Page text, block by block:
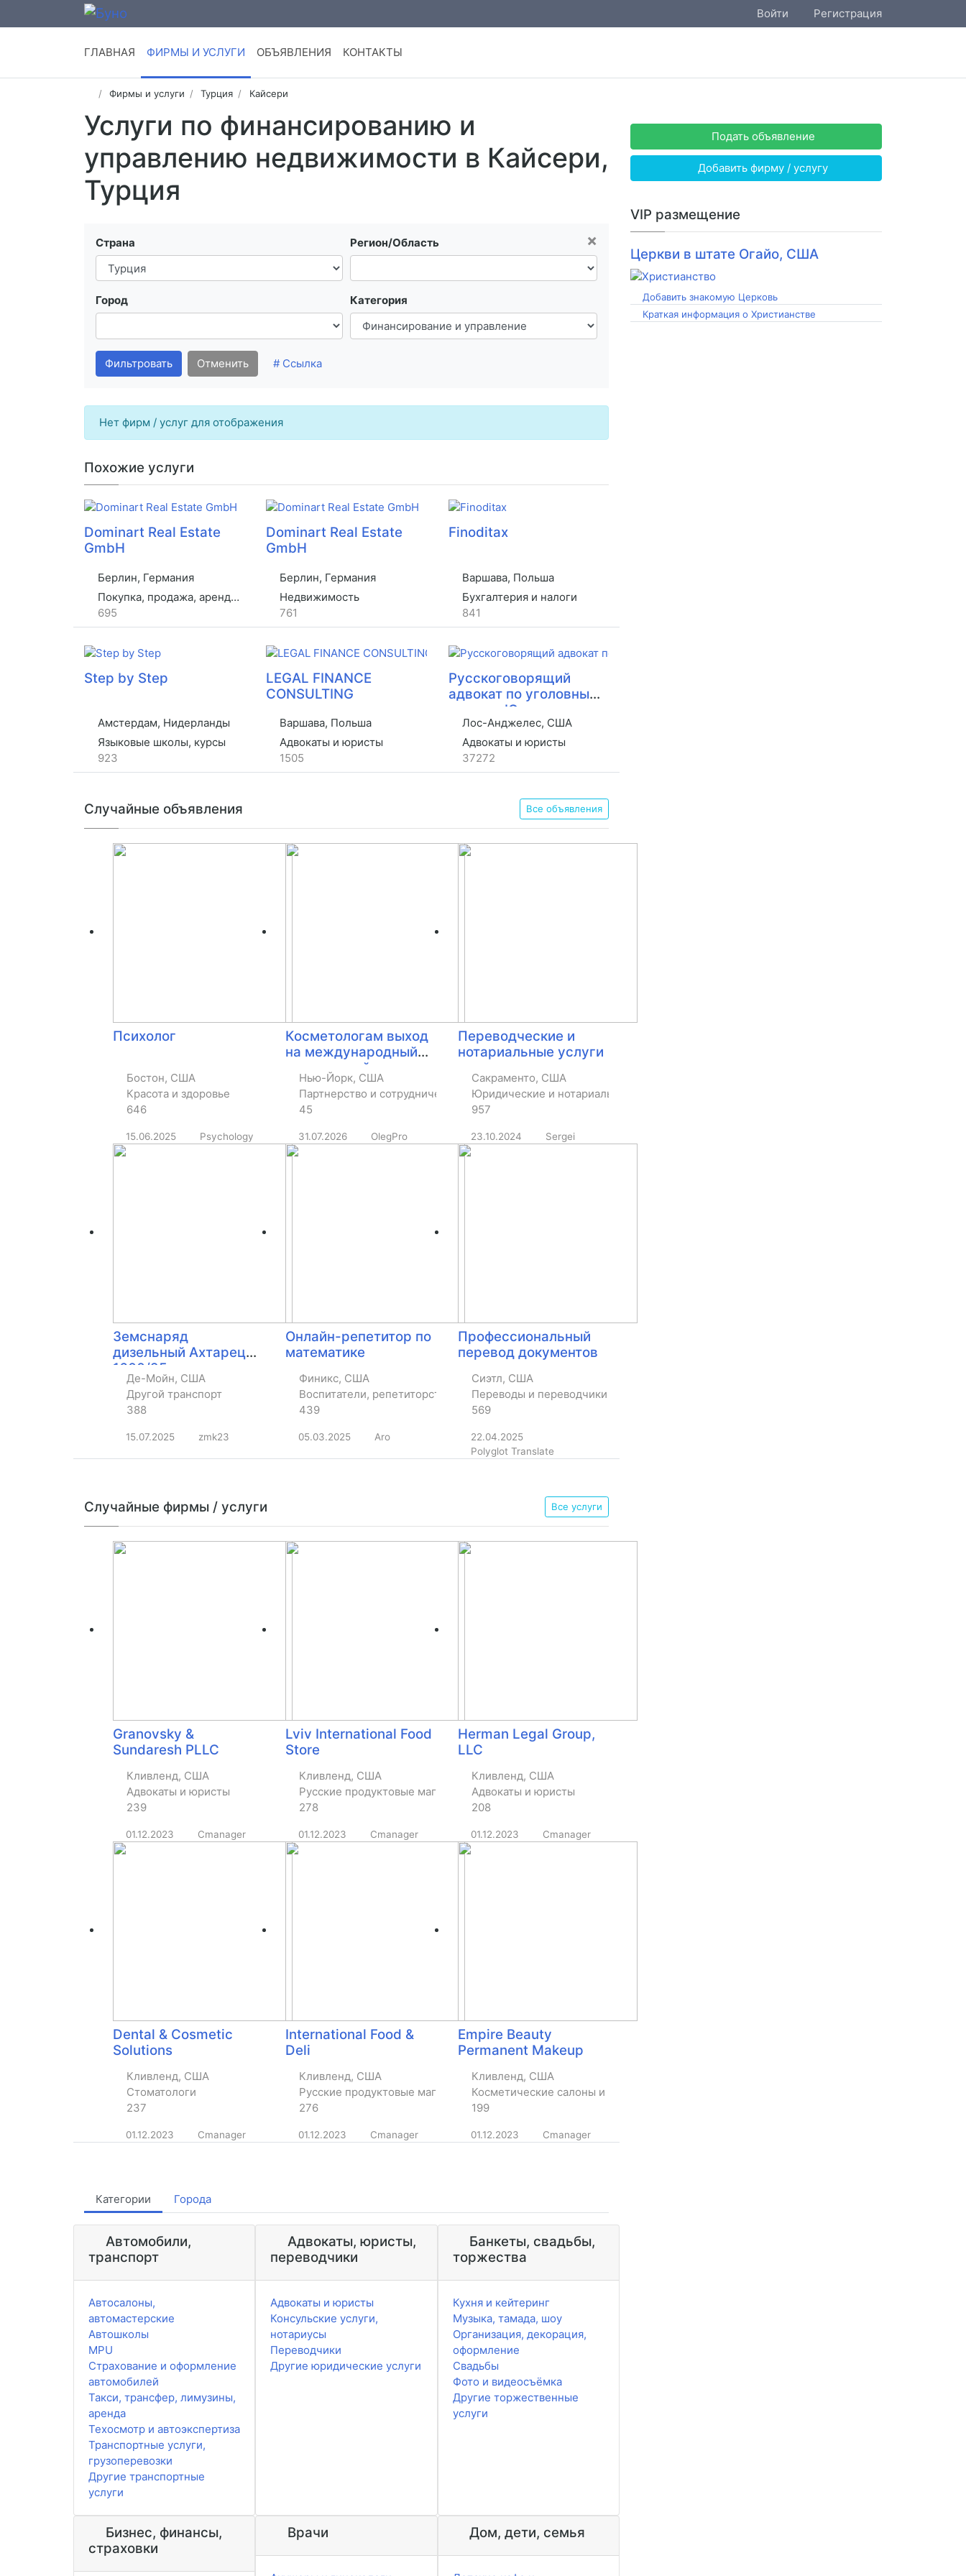
Войти Регистрация
ГЛАВНАЯ ФИРМЫ И УСЛУГИ ОБЪЯВЛЕНИЯ КОНТАКТЫ
Фирмы и услуги Турция Кайсери
Услуги по финансированию и
управлению недвижимости в Кайсери,
Турция
×
Страна Регион/Область
Город Категория
Фильтровать Отменить # Ссылка
Нет фирм / услуг для отображения
Похожие услуги
Dominart Real Estate
GmbH
Берлин, Германия
Покупка, продажа, аренда недвижимости
695
Dominart Real Estate
GmbH
Берлин, Германия
Недвижимость
761
Finoditax
Варшава, Польша
Бухгалтерия и налоги
841
Step by Step
Амстердам, Нидерланды
Языковые школы, курсы
923
LEGAL FINANCE
CONSULTING
Варшава, Польша
Адвокаты и юристы
1505
Русскоговорящий
адвокат по уголовным
делам - Юлия
Келмански
Лос-Анджелес, США
Адвокаты и юристы
37272
Случайные объявления Все объявления
Психолог
Бостон, США
Красота и здоровье
646
15.06.2025 Psychology
Косметологам выход
на международный
рынок онлайн
Нью-Йорк, США
Партнерство и сотрудничество
45
31.07.2026 OlegPro
Переводческие и
нотариальные услуги
Сакраменто, США
Юридические и нотариальные
957
23.10.2024 Sergei
Земснаряд
дизельный Ахтарец
1600/25,
гидроразмыв 12м
Де-Мойн, США
Другой транспорт
388
15.07.2025 zmk23
Онлайн-репетитор по
математике
Финикс, США
Воспитатели, репетиторство, уроки
439
05.03.2025 Aro
Профессиональный
перевод документов
Сиэтл, США
Переводы и переводчики
569
22.04.2025
Polyglot Translate
Случайные фирмы / услуги Все услуги
Granovsky &
Sundaresh PLLC
Кливленд, США
Адвокаты и юристы
239
01.12.2023 Cmanager
Lviv International Food
Store
Кливленд, США
Русские продуктовые магазины
278
01.12.2023 Cmanager
Herman Legal Group,
LLC
Кливленд, США
Адвокаты и юристы
208
01.12.2023 Cmanager
Dental & Cosmetic
Solutions
Кливленд, США
Стоматологи
237
01.12.2023 Cmanager
International Food &
Deli
Кливленд, США
Русские продуктовые магазины
276
01.12.2023 Cmanager
Empire Beauty
Permanent Makeup
Кливленд, США
Косметические салоны и парикмахерские
199
01.12.2023 Cmanager
Категории Города
Автомобили,
транспорт
Автосалоны,
автомастерские
Автошколы
MPU
Страхование и оформление
автомобилей
Такси, трансфер, лимузины,
аренда
Техосмотр и автоэкспертиза
Транспортные услуги,
грузоперевозки
Другие транспортные
услуги
Адвокаты, юристы,
переводчики
Адвокаты и юристы
Консульские услуги,
нотариусы
Переводчики
Другие юридические услуги
Банкеты, свадьбы,
торжества
Кухня и кейтеринг
Музыка, тамада, шоу
Организация, декорация,
оформление
Свадьбы
Фото и видеосъёмка
Другие торжественные
услуги
Бизнес, финансы,
страховки
Врачи Дом, дети, семья
Подать объявление
Добавить фирму / услугу
VIP размещение
Церкви в штате Огайо, США
Добавить знакомую Церковь
Краткая информация о Христианстве